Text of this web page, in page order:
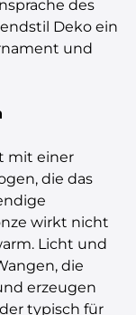
des
Deko ein
und
mit einer
die das
wirkt nicht
Licht und
die
erzeugen
typisch für